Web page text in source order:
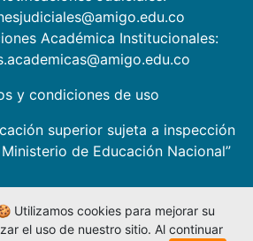
Académica Institucionales:
y condiciones de uso
superior sujeta a inspección
de Educación Nacional”
Utilizamos cookies para mejorar su
el uso de nuestro sitio. Al continuar